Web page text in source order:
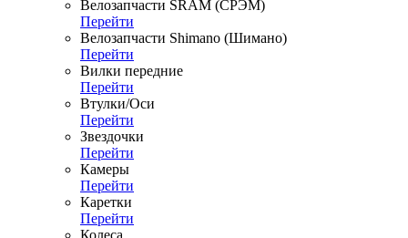
Велозапчасти SRAM (СРЭМ)
Перейти
Велозапчасти Shimano (Шимано)
Перейти
Вилки передние
Перейти
Втулки/Оси
Перейти
Звездочки
Перейти
Камеры
Перейти
Каретки
Перейти
Колеса